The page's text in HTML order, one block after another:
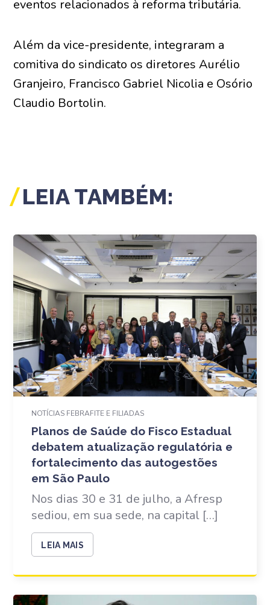
eventos relacionados à reforma tributária.
Além da vice-presidente, integraram a
comitiva do sindicato os diretores Aurélio
Granjeiro, Francisco Gabriel Nicolia e Osório
Claudio Bortolin.
LEIA TAMBÉM:
NOTÍCIAS FEBRAFITE E FILIADAS
Planos de Saúde do Fisco Estadual
debatem atualização regulatória e
fortalecimento das autogestões
em São Paulo
Nos dias 30 e 31 de julho, a Afresp
sediou, em sua sede, na capital […]
LEIA MAIS